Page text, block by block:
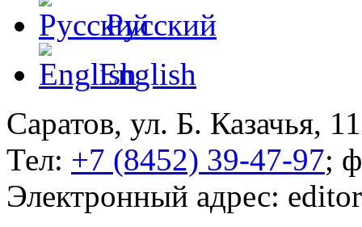
Русский
English
Саратов, ул. Б. Казачья,
Тел: +7 (8452) 39-47-97;
Электронный адрес: